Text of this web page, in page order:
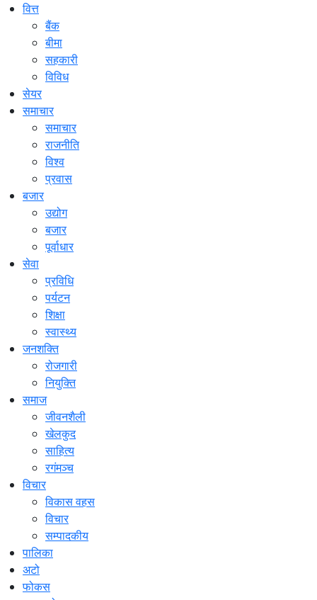
वित्त
बैंक
बीमा
सहकारी
विविध
सेयर
समाचार
समाचार
राजनीति
विश्व
प्रवास
बजार
उद्योग
बजार
पूर्वाधार
सेवा
प्रविधि
पर्यटन
शिक्षा
स्वास्थ्य
जनशक्ति
रोजगारी
नियुक्ति
समाज
जीवनशैली
खेलकुद
साहित्य
रगंमञ्च
विचार
विकास वहस
विचार
सम्पादकीय
पालिका
अटो
फोकस